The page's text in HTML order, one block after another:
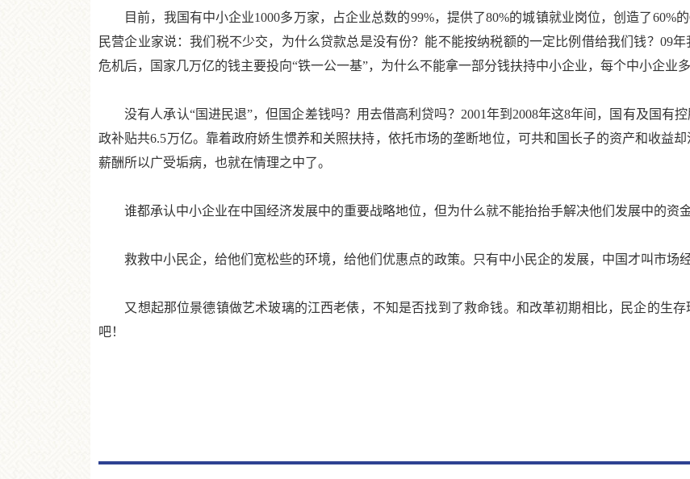
目前，我国有中小企业1000多万家，占企业总数的99%，提供了80%的城镇就业岗位，创造了60%
民营企业家说：我们税不少交，为什么贷款总是没有份？能不能按纳税额的一定比例借给我们钱？09
危机后，国家几万亿的钱主要投向“铁一公一基”，为什么不能拿一部分钱扶持中小企业，每个中小企业
没有人承认“国进民退”，但国企差钱吗？用去借高利贷吗？2001年到2008年这8年间，国有及国有
政补贴共6.5万亿。靠着政府娇生惯养和关照扶持，依托市场的垄断地位，可共和国长子的资产和收益
薪酬所以广受垢病，也就在情理之中了。
谁都承认中小企业在中国经济发展中的重要战略地位，但为什么就不能抬抬手解决他们发展中的资金
救救中小民企，给他们宽松些的环境，给他们优惠点的政策。只有中小民企的发展，中国才叫市场经
又想起那位景德镇做艺术玻璃的江西老俵，不知是否找到了救命钱。和改革初期相比，民企的生存
吧！